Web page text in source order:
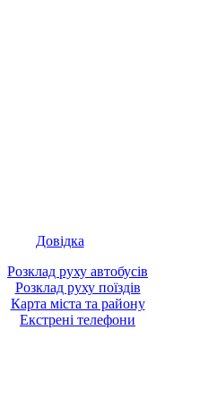
Довідка
Розклад руху автобусів
Розклад руху поїздів
Карта міста та району
Екстрені телефони